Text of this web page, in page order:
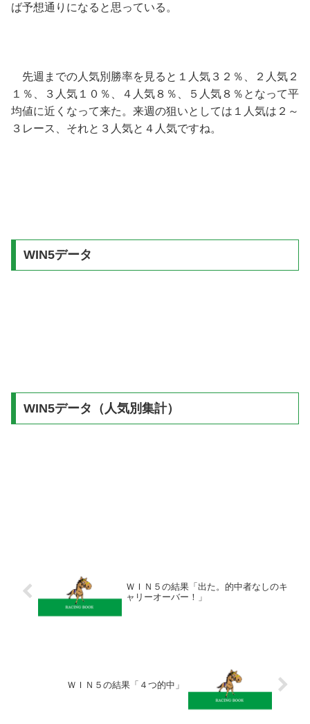
ば予想通りになると思っている。
先週までの人気別勝率を見ると１人気３２％、２人気２
１％、３人気１０％、４人気８％、５人気８％となって平
均値に近くなって来た。来週の狙いとしては１人気は２～
３レース、それと３人気と４人気ですね。
WIN5データ
WIN5データ（人気別集計）
ＷＩＮ５の結果「出た。的中者なしのキ
ャリーオーバー！」
ＷＩＮ５の結果「４つ的中」